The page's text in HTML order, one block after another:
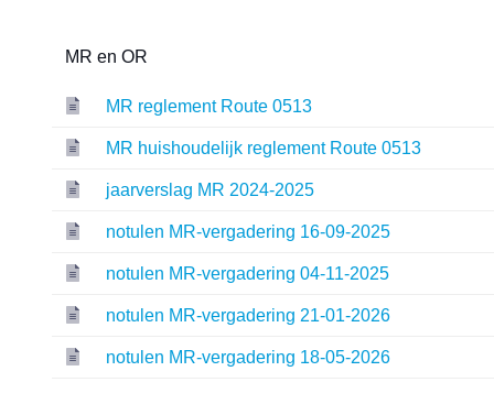
MR en OR
MR reglement Route 0513
MR huishoudelijk reglement Route 0513
jaarverslag MR 2024-2025
notulen MR-vergadering 16-09-2025
notulen MR-vergadering 04-11-2025
notulen MR-vergadering 21-01-2026
notulen MR-vergadering 18-05-2026